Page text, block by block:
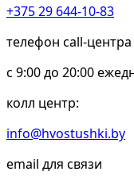
+375 29 644-10-83
телефон call-центра
c 9:00 до 20:00
колл центр:
info@hvostushki.by
email для связи